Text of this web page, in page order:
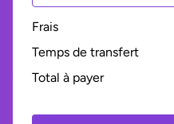
Frais
Temps de transfert
Total à payer